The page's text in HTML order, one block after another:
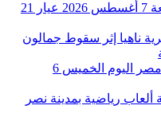
ارتفاع أسعار الذهب اليوم الجمعة 7 أغسطس 2026 عيار 21
ناهيا إثر سقوط جمالون
تحديث جديد لأسعار الذهب في مصر اليوم الخميس 6
رياضية بمدينة نصر